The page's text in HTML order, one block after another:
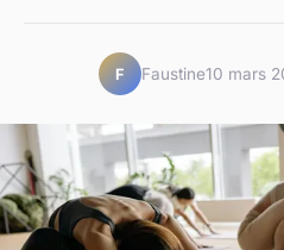
F Faustine10 mars